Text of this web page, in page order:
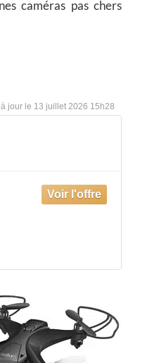
Transport
caméras pas chers
13 juillet 2026 15h28